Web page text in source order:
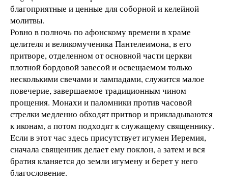
благоприятные и ценные для соборной и келейной
молитвы.
Ровно в полночь по афонскому времени в храме
целителя и великомученика Пантелеимона, в его
притворе, отделенном от основной части церкви
плотной бордовой завесой и освещаемом только
несколькими свечами и лампадами, служится малое
повечерие, завершаемое традиционным чином
прощения. Монахи и паломники против часовой
стрелки медленно обходят притвор и прикладываются
к иконам, а потом подходят к служащему священнику.
Если в этот час здесь присутствует игумен Иеремия,
сначала священник делает ему поклон, а затем и вся
братия кланяется до земли игумену и берет у него
благословение.